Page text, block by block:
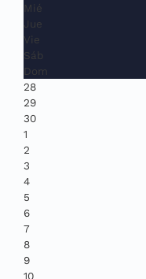
Mié
Jue
Vie
Sáb
Dom
28
29
30
1
2
3
4
5
6
7
8
9
10